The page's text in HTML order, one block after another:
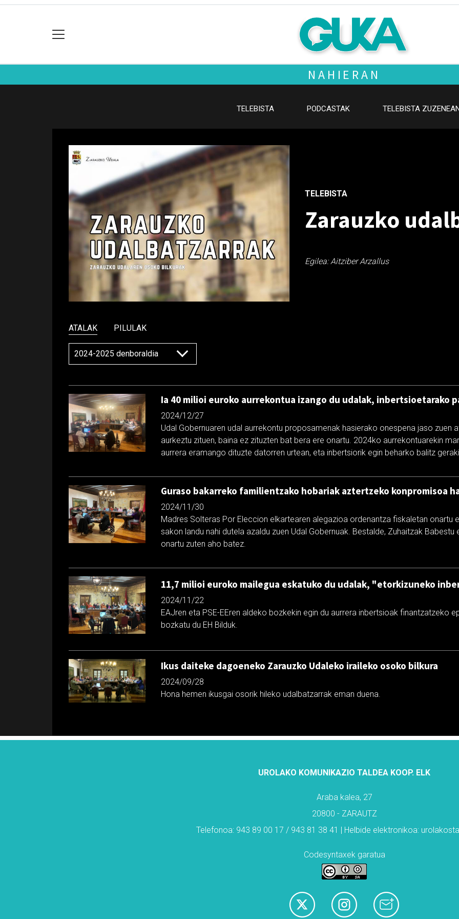
NAHIERAN
TELEBISTA PODCASTAK TELEBISTA ZUZENEAN
TELEBISTA
Zarauzko
Egilea: Aitziber Arzallus
ATALAK PILULAK
Ia 40 milioi euroko aurrekontua izango du udalak, inbertsioetarako
2024/12/27
Udal Gobernuaren udal aurrekontu proposamenak hasierako onespena jaso zuen
aurkeztu zituen, baina ez zituzten bat bera ere onartu. 2024ko aurrekontuarekin
aurrera eramango dituzte datorren urtean, eta inbertsiorik egin beharko balitz
Guraso bakarreko familientzako hobariak aztertzeko konpromisoa
2024/11/30
Madres Solteras Por Eleccion elkartearen alegazioa ordenantza fiskaletan onartu
sakon landu nahi dutela azaldu zuen Udal Gobernuak. Bestalde, Zuhaitzak
onartu zuten aho batez.
11,7 milioi euroko mailegua eskatuko du udalak, "etorkizuneko
2024/11/22
EAJren eta PSE-EEren aldeko bozkekin egin du aurrera inbertsioak finantzatzeko
bozkatu du EH Bilduk.
Ikus daiteke dagoeneko Zarauzko Udaleko iraileko osoko bilkura
2024/09/28
Hona hemen ikusgai osorik hileko udalbatzarrak eman duena.
UROLAKO KOMUNIKAZIO TALDEA KOOP. ELK
Araba kalea, 27
20800 - ZARAUTZ
Telefonoa: 943 89 00 17 / 943 81 38 41 | Helbide elektronikoa:
Codesyntaxek garatua